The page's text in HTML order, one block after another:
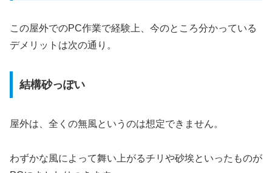
この屋外でのPC作業で経験上、今のところ分かっている
デメリットは次の通り。
結構砂っぽい
屋外は、全くの無風というのは想定できません。
わずかな風によって舞い上がるチリや砂埃といったものが